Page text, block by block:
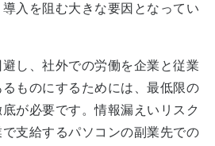
入を阻む大きな要因となってい
し、社外での労働を企業と従業
ものにするためには、最低限の
が必要です。情報漏えいリスク
支給するパソコンの副業先での